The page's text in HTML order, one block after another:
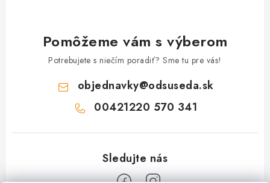
Pomôžeme vám s výberom
Potrebujete s niečím poradiť? Sme tu pre vás!
objednavky@odsuseda.sk
00421220 570 341